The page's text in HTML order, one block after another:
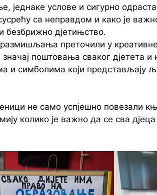
једнаке услове и сигурно
са неправдом и како је
безбрижно дјетињство.
размишљања преточили у
значај поштовања сваког дјетета
и симболима који представљају
не само успјешно повезали
колико је важно да се сва дјеца